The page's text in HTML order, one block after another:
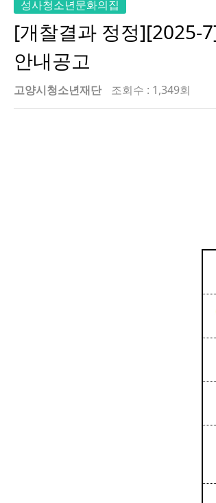
성사청소년문화의집
[개찰결과 정정][2025-
안내공고
고양시청소년재단 조회수 : 1,349회